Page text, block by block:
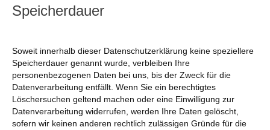
Speicherdauer
Soweit innerhalb dieser Datenschutzerklärung keine speziellere
Speicherdauer genannt wurde, verbleiben Ihre
personenbezogenen Daten bei uns, bis der Zweck für die
Datenverarbeitung entfällt. Wenn Sie ein berechtigtes
Löschersuchen geltend machen oder eine Einwilligung zur
Datenverarbeitung widerrufen, werden Ihre Daten gelöscht,
sofern wir keinen anderen rechtlich zulässigen Gründe für die